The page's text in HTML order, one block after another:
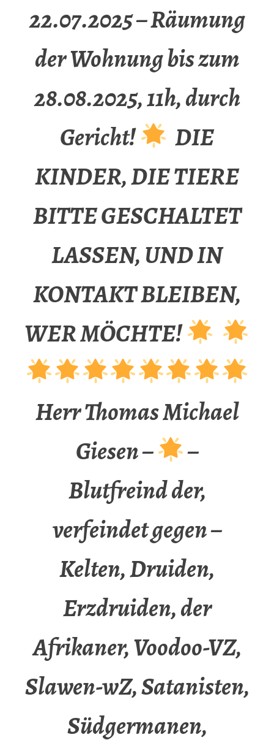
22.07.2025 – Räumung
der Wohnung bis zum
28.08.2025, 11h, durch
Gericht!
DIE
KINDER, DIE TIERE
BITTE GESCHALTET
LASSEN, UND IN
KONTAKT BLEIBEN,
WER MÖCHTE!
Herr Thomas Michael
Giesen –
–
Blutfreind der,
verfeindet gegen –
Kelten, Druiden,
Erzdruiden, der
Afrikaner, Voodoo-VZ,
Slawen-wZ, Satanisten,
Südgermanen,